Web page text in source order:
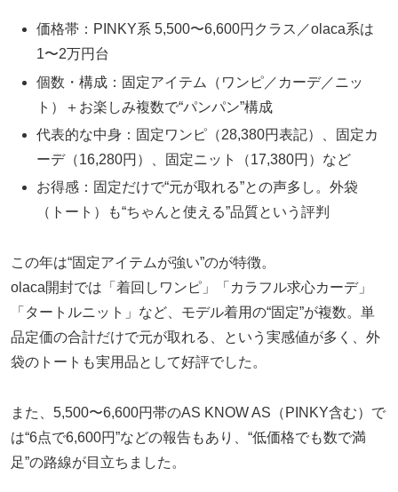
価格帯：PINKY系 5,500〜6,600円クラス／olaca系は
1〜2万円台
個数・構成：固定アイテム（ワンピ／カーデ／ニッ
ト）＋お楽しみ複数で“パンパン”構成
代表的な中身：固定ワンピ（28,380円表記）、固定カ
ーデ（16,280円）、固定ニット（17,380円）など
お得感：固定だけで“元が取れる”との声多し。外袋
（トート）も“ちゃんと使える”品質という評判
この年は“固定アイテムが強い”のが特徴。
olaca開封では「着回しワンピ」「カラフル求心カーデ」
「タートルニット」など、モデル着用の“固定”が複数。単
品定価の合計だけで元が取れる、という実感値が多く、外
袋のトートも実用品として好評でした。
また、5,500〜6,600円帯のAS KNOW AS（PINKY含む）で
は“6点で6,600円”などの報告もあり、“低価格でも数で満
足”の路線が目立ちました。